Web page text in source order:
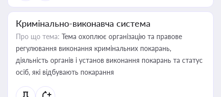
Кримінально-виконавча система
Про що тема: Тема охоплює організацію та правове
регулювання виконання кримінальних покарань,
діяльність органів і установ виконання покарань та статус
осіб, які відбувають покарання